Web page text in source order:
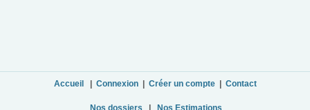
Accueil Connexion| Créer un compte| Contact
Nos dossiers Nos Estimations